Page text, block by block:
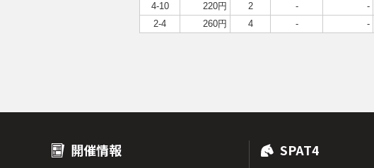
4-10
220円 2 - -
2-4
260円 4 - -
開催情報 SPAT4